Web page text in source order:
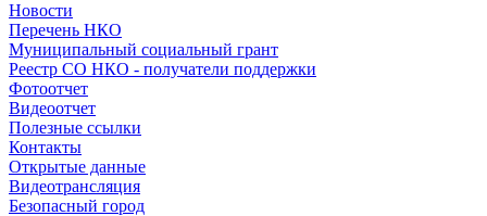
Новости
Перечень НКО
Муниципальный социальный грант
Реестр СО НКО - получатели поддержки
Фотоотчет
Видеоотчет
Полезные ссылки
Контакты
Открытые данные
Видеотрансляция
Безопасный город